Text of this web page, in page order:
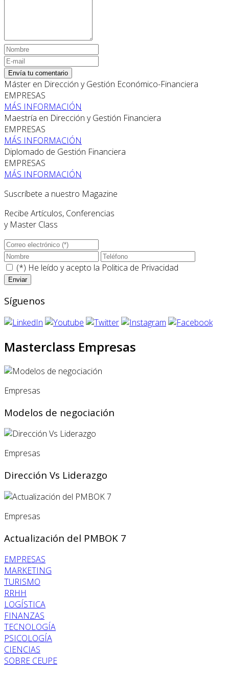
Envía tu comentario
Máster en Dirección y Gestión Económico-Financiera
EMPRESAS
MÁS INFORMACIÓN
Maestría en Dirección y Gestión Financiera
EMPRESAS
MÁS INFORMACIÓN
Diplomado de Gestión Financiera
EMPRESAS
MÁS INFORMACIÓN
Suscríbete a nuestro Magazine
Recibe Artículos, Conferencias
y Master Class
(*) He leído y acepto la Politica de Privacidad
Síguenos
Masterclass Empresas
Empresas
Modelos de negociación
Empresas
Dirección Vs Liderazgo
Empresas
Actualización del PMBOK 7
EMPRESAS
MARKETING
TURISMO
RRHH
LOGÍSTICA
FINANZAS
TECNOLOGÍA
PSICOLOGÍA
CIENCIAS
SOBRE CEUPE